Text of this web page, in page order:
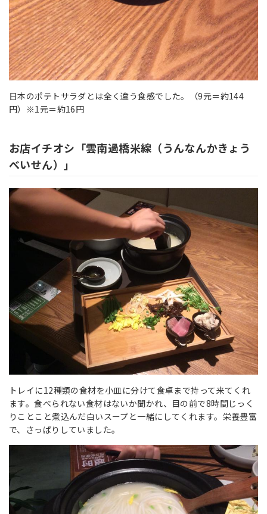
日本のポテトサラダとは全く違う食感でした。（9元＝約144
円）※1元＝約16円
お店イチオシ「雲南過橋米線（うんなんかきょう
べいせん）」
トレイに12種類の食材を小皿に分けて食卓まで持って来てくれ
ます。食べられない食材はないか聞かれ、目の前で8時間じっく
りことこと煮込んだ白いスープと一緒にしてくれます。栄養豊富
で、さっぱりしていました。